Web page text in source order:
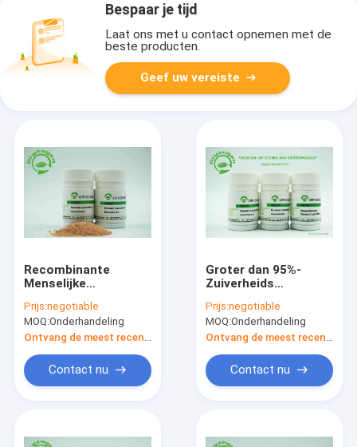
Bespaar je tijd
Laat ons met u contact opnemen met de
beste producten.
Geef uw vereiste
Recombinante
Menselijke
droog Poeder
Prijs:negotiable
MOQ:Onderhandeling
Contact nu
Groter dan 95%-
Zuiverheids
Menselijk Lactoferrin
Russetish
Gevriesdroogd
Poeder 80KD
Prijs:negotiable
MOQ:Onderhandeling
Contact nu